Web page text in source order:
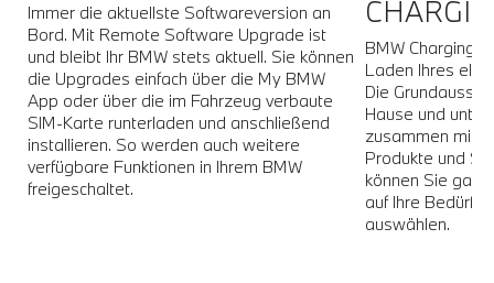
Immer die aktuellste Softwareversion an
Bord. Mit Remote Software Upgrade ist
und bleibt Ihr BMW stets aktuell. Sie können
die Upgrades einfach über die My BMW
App oder über die im Fahrzeug verbaute
SIM-Karte runterladen und anschließend
installieren. So werden auch weitere
verfügbare Funktionen in Ihrem BMW
freigeschaltet.
BMW Charging
Laden Ihres
Die
Hause und
zusammen mit
Produkte und
können Sie
auf Ihre
auswählen.